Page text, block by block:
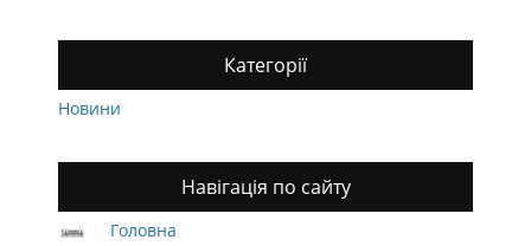
Категорії
Новини
Навігація по сайту
Головна